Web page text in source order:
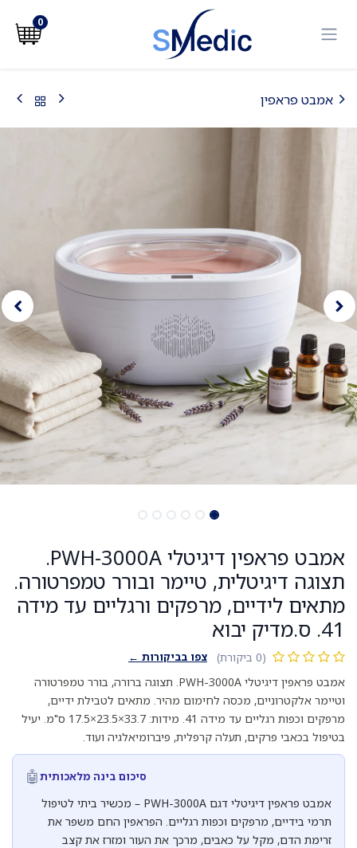
0
אמבט פראפין
אמבט פראפין דיגיטלי PWH-3000A.
תצוגה דיגיטלית, טיימר ובורר טמפרטורה.
מתאים לידיים, מרפקים ורגליים עד מידה
41. ס.מדיק יבוא
(0 ביקורת) צפו בביקורות ←
אמבט פראפין דיגיטלי PWH-3000A. תצוגה ברורה, בורר טמפרטורה
וטיימר אלקטרוניים, מכסה לחימום מהיר. מתאים לטבילת ידיים,
מרפקים וכפות רגליים עד מידה 41. מידות: 33.7×23.5×17.5 ס"מ. יעיל
בטיפול בכאבי פרקים, תעלה קרפלית, פיברומיאלגיה ועוד.
סיכום בינה מלאכותית🤖
אמבט פראפין דיגיטלי דגם PWH-3000A – מכשיר ביתי לטיפול
תרמי בידיים, מרפקים וכפות רגליים. הפראפין החם משפר את
זרימת הדם, מקל על כאבים, מרכך את העור ומזרז את קצב